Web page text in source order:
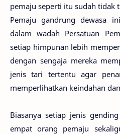
pemaju seperti itu sudah tidak
Pemaju gandrung dewasa
dalam wadah Persatuan
setiap himpunan lebih
dengan sengaja mereka
jenis tari tertentu agar
memperlihatkan keindahan
Biasanya setiap jenis
empat orang pemaju